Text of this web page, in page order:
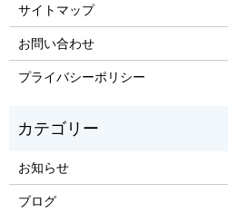
サイトマップ
お問い合わせ
プライバシーポリシー
お知らせ
ブログ